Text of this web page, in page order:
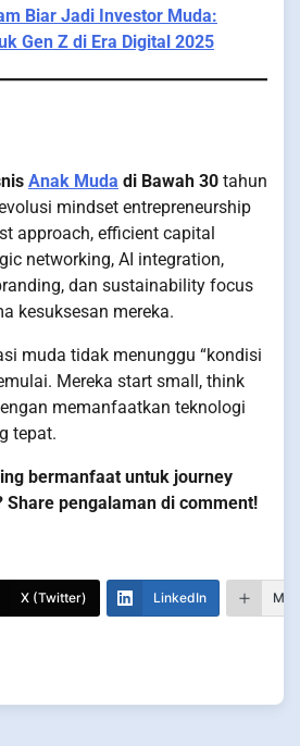
Biar Jadi Investor Muda:
Gen Z di Era Digital 2025
Anak Muda di Bawah 30 tahun
mindset entrepreneurship
approach, efficient capital
networking, AI integration,
dan sustainability focus
kesuksesan mereka.
muda tidak menunggu “kondisi
Mereka start small, think
memanfaatkan teknologi
tepat.
bermanfaat untuk journey
Share pengalaman di comment!
X (Twitter) LinkedIn